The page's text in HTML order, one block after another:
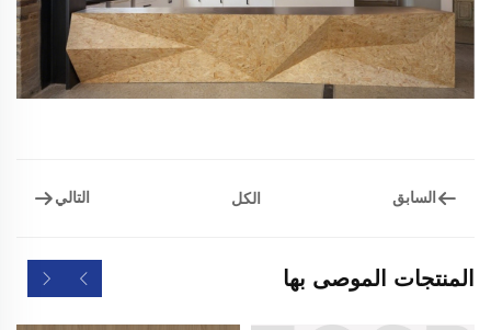
السابق الكل التالي
المنتجات الموصى بها